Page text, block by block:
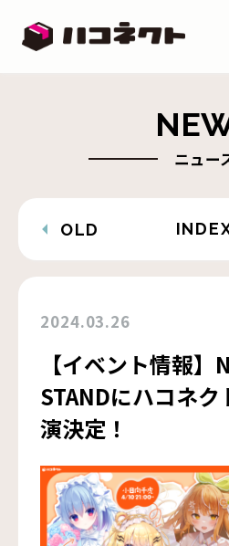
ニュー
OLD
2024.03.26
【イベント情報】
STANDにハコネ
演決定！